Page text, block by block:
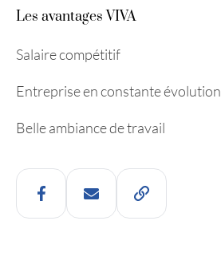
Les avantages VIVA
Salaire compétitif
Entreprise en constante évolution
Belle ambiance de travail